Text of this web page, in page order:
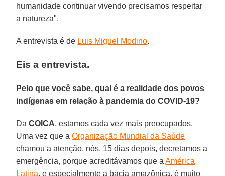
humanidade continuar vivendo precisamos respeitar
a natureza".
A entrevista é de Luis Miguel Modino.
Eis a entrevista.
Pelo que você sabe, qual é a realidade dos povos
indígenas em relação à pandemia do COVID-19?
DaCOICA, estamos cada vez mais preocupados.
Uma vez que aOrganização Mundial da Saúde
chamou a atenção, nós, 15 dias depois, decretamos a
emergência, porque acreditávamos que aAmérica
Latina, e especialmente a bacia amazônica, é muito